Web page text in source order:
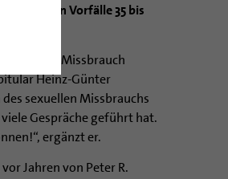
Vorfälle 35 bis
sexuellen Missbrauch
Heinz-Günter
sexuellen Missbrauchs
Gespräche geführt hat.
ergänzt er.
Jahren von Peter R.